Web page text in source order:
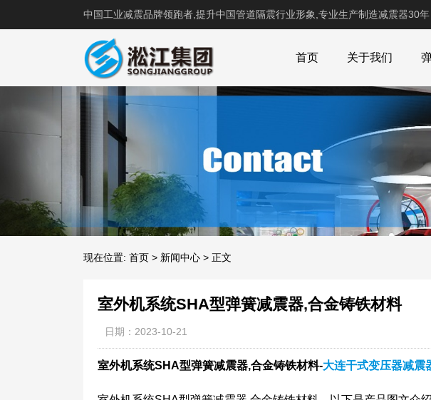
中国工业减震品牌领跑者,提升中国管道隔震行业形象,专业生产制造减震器30年
首页 关于我们
现在位置: 首页 > 新闻中心 > 正文
室外机系统SHA型弹簧减震器,合金铸铁材料
日期：2023-10-21
室外机系统SHA型弹簧减震器,合金铸铁材料-大连干式变压器减震